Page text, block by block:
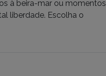
à beira-mar ou momentos
liberdade. Escolha o